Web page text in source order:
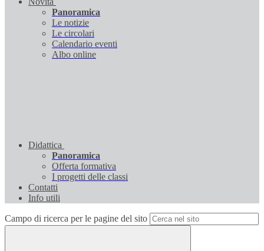
Panoramica
Le notizie
Le circolari
Calendario eventi
Albo online
Didattica
Panoramica
Offerta formativa
I progetti delle classi
Contatti
Info utili
Campo di ricerca per le pagine del sito